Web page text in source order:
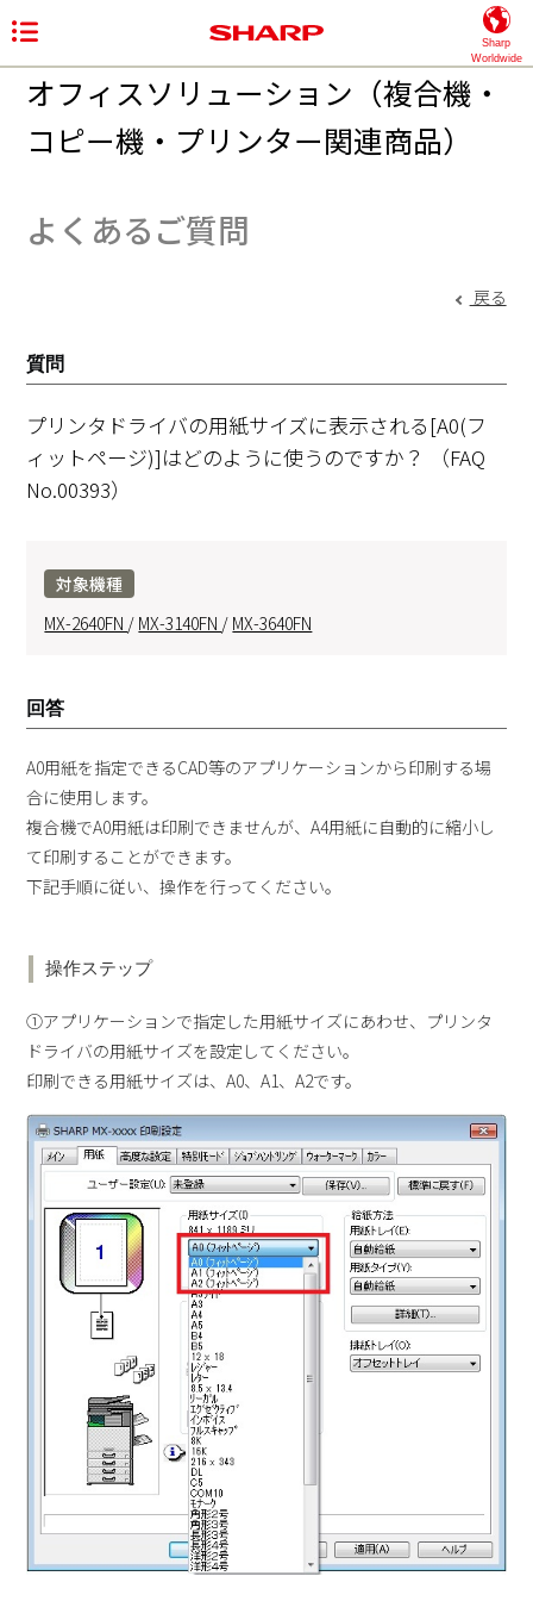
Sharp
Worldwide
オフィスソリューション（複合機・
コピー機・プリンター関連商品）
よくあるご質問
戻る
質問
プリンタドライバの用紙サイズに表示される[A0(フ
ィットページ)]はどのように使うのですか？
（FAQ
No.00393）
対象機種
MX-2640FN / MX-3140FN / MX-3640FN
回答
A0用紙を指定できるCAD等のアプリケーションから印刷する場
合に使用します。
複合機でA0用紙は印刷できませんが、A4用紙に自動的に縮小し
て印刷することができます。
下記手順に従い、操作を行ってください。
操作ステップ
①アプリケーションで指定した用紙サイズにあわせ、プリンタ
ドライバの用紙サイズを設定してください。
印刷できる用紙サイズは、A0、A1、A2です。